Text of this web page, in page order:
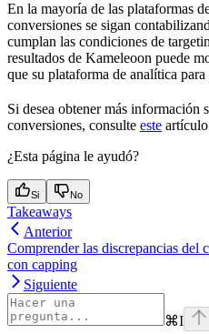
En la mayoría de las plataformas
conversiones se sigan
cumplan las condiciones de
resultados de Kameleoon puede
que su plataforma de analítica
Si desea obtener más información
conversiones, consulte este
¿Esta página le ayudó?
Si No
Takeaways
Anterior
Comprender las discrepancias del
con capping
Siguiente
⌘I